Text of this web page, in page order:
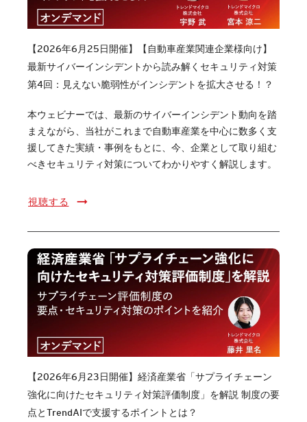
【2026年6月25日開催】【自動車産業関連企業様向け】
最新サイバーインシデントから読み解くセキュリティ対策
第4回：見えない脆弱性がインシデントを拡大させる！？
本ウェビナーでは、最新のサイバーインシデント動向を踏
まえながら、当社がこれまで自動車産業を中心に数多く支
援してきた実績・事例をもとに、今、企業として取り組む
べきセキュリティ対策についてわかりやすく解説します。
視聴する
【2026年6月23日開催】経済産業省「サプライチェーン
強化に向けたセキュリティ対策評価制度」を解説 制度の要
点とTrendAIで支援するポイントとは？